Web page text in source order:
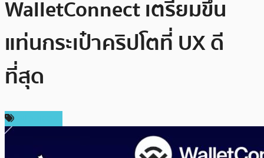
WalletConnect เตรียมขึ้น
แท่นกระเป๋าคริปโตที่ UX ดี
ที่สุด